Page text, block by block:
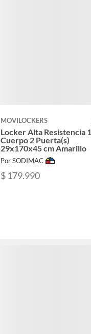
MOVILOCKERS
Locker Alta Resistencia 1
Cuerpo 2 Puerta(s)
29x170x45 cm Amarillo
Por SODIMAC
$ 179.990